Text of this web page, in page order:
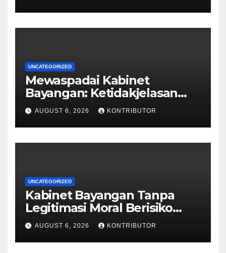
UNCATEGORIZED
Mewaspadai Kabinet
Bayangan: Ketidakjelasan
Legitimasi Moral dan
Representasi
AUGUST 6, 2026 KONTRIBUTOR
UNCATEGORIZED
Kabinet Bayangan Tanpa
Legitimasi Moral Berisiko
Mengaburkan Kepercayaan
Publik
AUGUST 6, 2026 KONTRIBUTOR